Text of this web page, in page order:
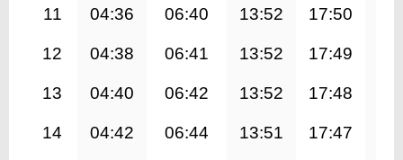
11 04:36 06:40 13:52 17:50
12 04:38 06:41 13:52 17:49
13 04:40 06:42 13:52 17:48
14 04:42 06:44 13:51 17:47